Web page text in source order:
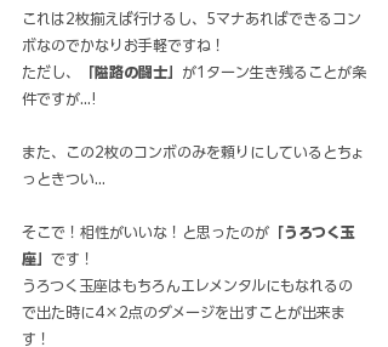
これは2枚揃えば行けるし、5マナあればできるコン
ボなのでかなりお手軽ですね！
ただし、
「隘路の闘士」 が1ターン生き残ることが条
件ですが...!
また、この2枚のコンボのみを頼りにしているとちょ
っときつい...
そこで！相性がいいな！と思ったのが 「うろつく玉
座」 です！
うろつく玉座はもちろんエレメンタルにもなれるの
で出た時に4×2点のダメージを出すことが出来ま
す！